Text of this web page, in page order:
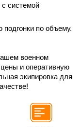
системой
по объему.
военном
и оперативную
экипировка для